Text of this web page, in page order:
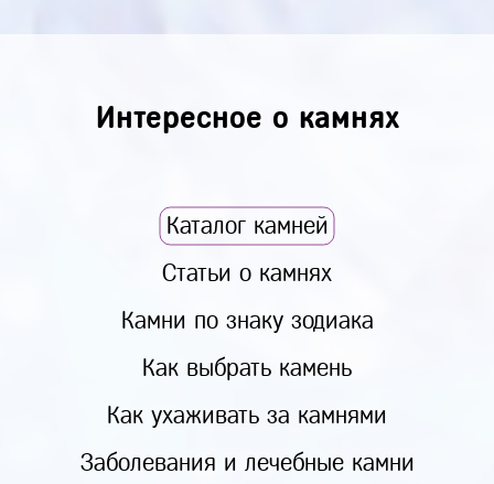
Интересное о камнях
Каталог камней
Статьи о камнях
Камни по знаку зодиака
Как выбрать камень
Как ухаживать за камнями
Заболевания и лечебные камни